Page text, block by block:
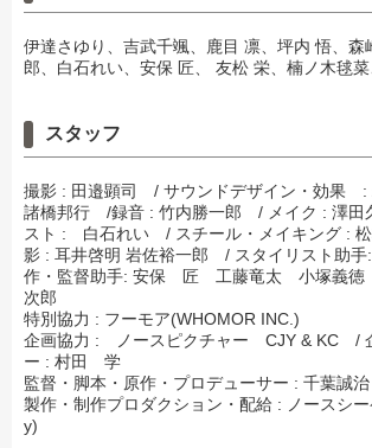
伊達さゆり、吉武千颯、鹿目 凛、坪内 悟、森
郎、白石れい、安保 匠、 友松 栄、楠ノ木毬
スタッフ
撮影 : 田邉顕司 / サウンドデザイン・効果 :
諸橋邦行 /録音 : 竹内勝一郎 / メイク : 澤田
スト : 白石れい / スチール・メイキング : 松
影 : 耳井啓明 岩佐裕一郎 / スタイリスト助手
作・監督助手: 安保 匠 工藤竜太 小塚義
次郎
特別協力 : フーモア(WHOMOR INC.)
企画協力 : ノースピクチャー CJY & KC /
ー : 村田 学
監督・脚本・原作・プロデューサー : 千葉誠治
製作・制作プロダクション・配給 : ノースシ
y)